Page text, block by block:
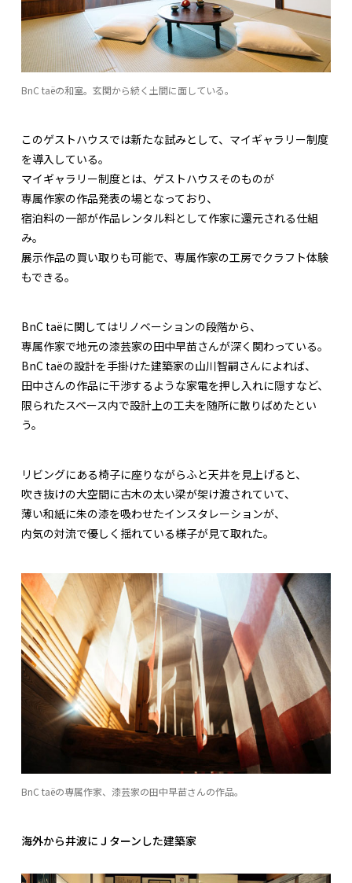
BnC taëの和室。玄関から続く土間に面している。
このゲストハウスでは新たな試みとして、マイギャラリー制度
を導入している。
マイギャラリー制度とは、ゲストハウスそのものが
専属作家の作品発表の場となっており、
宿泊料の一部が作品レンタル料として作家に還元される仕組
み。
展示作品の買い取りも可能で、専属作家の工房でクラフト体験
もできる。
BnC taëに関してはリノベーションの段階から、
専属作家で地元の漆芸家の田中早苗さんが深く関わっている。
BnC taëの設計を手掛けた建築家の山川智嗣さんによれば、
田中さんの作品に干渉するような家電を押し入れに隠すなど、
限られたスペース内で設計上の工夫を随所に散りばめたとい
う。
リビングにある椅子に座りながらふと天井を見上げると、
吹き抜けの大空間に古木の太い梁が架け渡されていて、
薄い和紙に朱の漆を吸わせたインスタレーションが、
内気の対流で優しく揺れている様子が見て取れた。
BnC taëの専属作家、漆芸家の田中早苗さんの作品。
海外から井波にＪターンした建築家